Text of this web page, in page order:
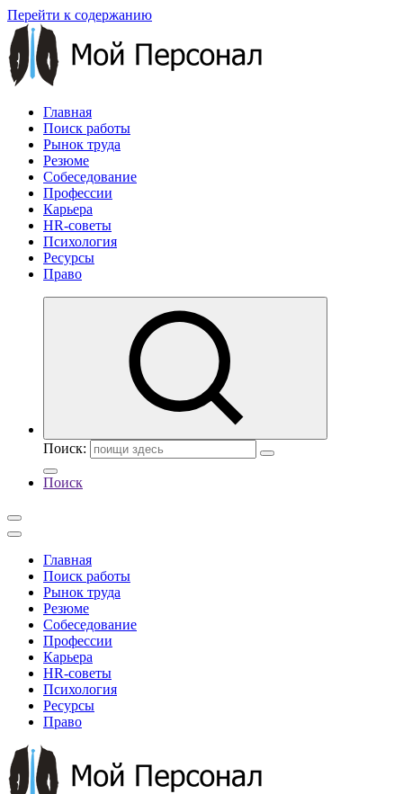
Перейти к содержанию
Главная
Поиск работы
Рынок труда
Резюме
Собеседование
Профессии
Карьера
HR-советы
Психология
Ресурсы
Право
Поиск:
Поиск
Главная
Поиск работы
Рынок труда
Резюме
Собеседование
Профессии
Карьера
HR-советы
Психология
Ресурсы
Право